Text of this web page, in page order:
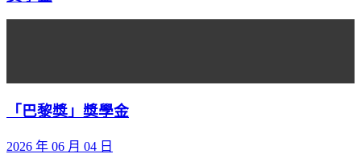
「巴黎獎」獎學金
2026 年 06 月 04 日